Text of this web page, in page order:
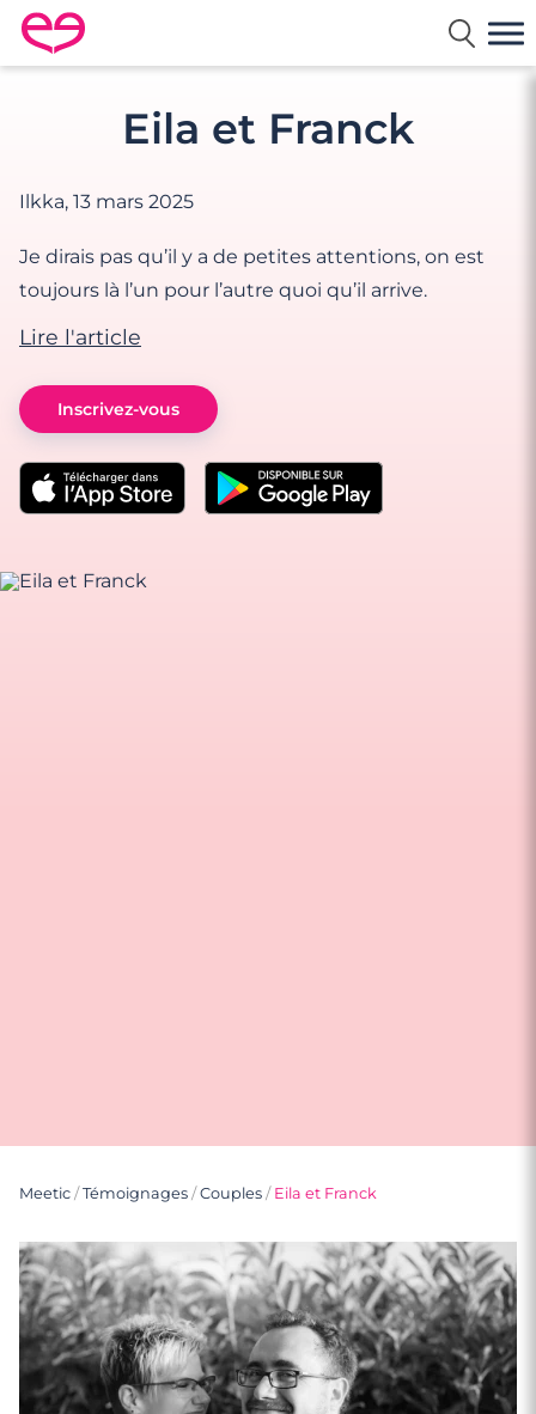
Rencontre en France avec Meetic
Eila et Franck
Ilkka, 13 mars 2025
Je dirais pas qu’il y a de petites attentions, on est
toujours là l’un pour l’autre quoi qu’il arrive.
Lire l'article
Inscrivez-vous
Meetic /Témoignages /Couples / Eila et Franck